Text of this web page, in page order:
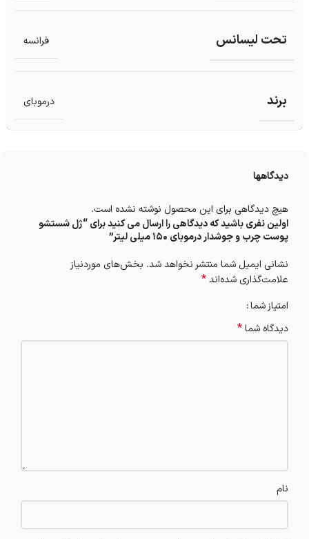
تحت لیسانس فرانسه
برند درموبای
دیدگاهها
هیچ دیدگاهی برای این محصول نوشته نشده است.
اولین نفری باشید که دیدگاهی را ارسال می کنید برای “ژل شستشو
پوست چرب و جوشدار درموبای 150 میلی لیتر”
نشانی ایمیل شما منتشر نخواهد شد. بخش‌های موردنیاز
علامت‌گذاری شده‌اند*
امتیاز شما
دیدگاه شما*
نام